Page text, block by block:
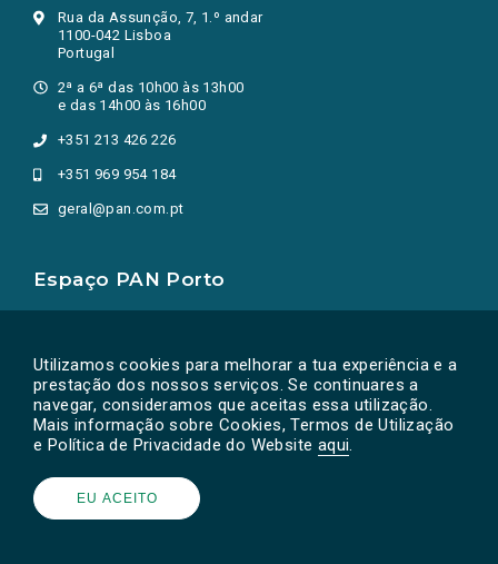
Utilizamos cookies para melhorar a tua experiência e a
prestação dos nossos serviços. Se continuares a
navegar, consideramos que aceitas essa utilização.
Mais informação sobre Cookies, Termos de Utilização
e Política de Privacidade do Website aqui.
EU ACEITO
Rua da Assunção, 7, 1.º andar
1100-042 Lisboa
Portugal
2ª a 6ª das 10h00 às 13h00
e das 14h00 às 16h00
+351 213 426 226
+351 969 954 184
geral@pan.com.pt
Espaço PAN Porto
Portugal
2ª a 6ª das 10h00 às 16h00
+351 228 329 273